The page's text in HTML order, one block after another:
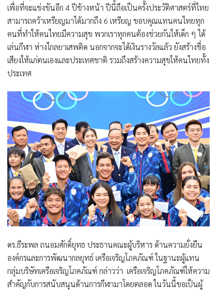
เพื่อที่จะแข่งขันอีก 4 ปีข้างหน้า ปีนี้ถือเป็นครั้งประวัติศาสตร์ที่ไทย
สามารถคว้าเหรียญมาได้มากถึง 6 เหรียญ ขอบคุณแทนคนไทยทุก
คนที่ทำให้คนไทยมีความสุข พวกเราทุกคนต้องช่วยกันให้เด็ก ๆ ได้
เล่นกีฬา ห่างไกลยาเสพติด นอกจากจะได้เงินรางวัลแล้ว ยังสร้างชื่อ
เสียงให้แก่ตนเองและประเทศชาติ รวมถึงสร้างความสุขให้คนไทยทั้ง
ประเทศ
ดร.ธีระพล ถนอมศักดิ์ยุทธ ประธานคณะผู้บริหาร ด้านความยั่งยืน
องค์กรและการพัฒนากลยุทธ์ เครือเจริญโภคภัณฑ์ ในฐานะผู้แทน
กลุ่มบริษัทเครือเจริญโภคภัณฑ์ กล่าวว่า เครือเจริญโภคภัณฑ์ให้ความ
สำคัญกับการสนับสนุนด้านการกีฬามาโดยตลอด ในวันนี้ขอเป็นผู้